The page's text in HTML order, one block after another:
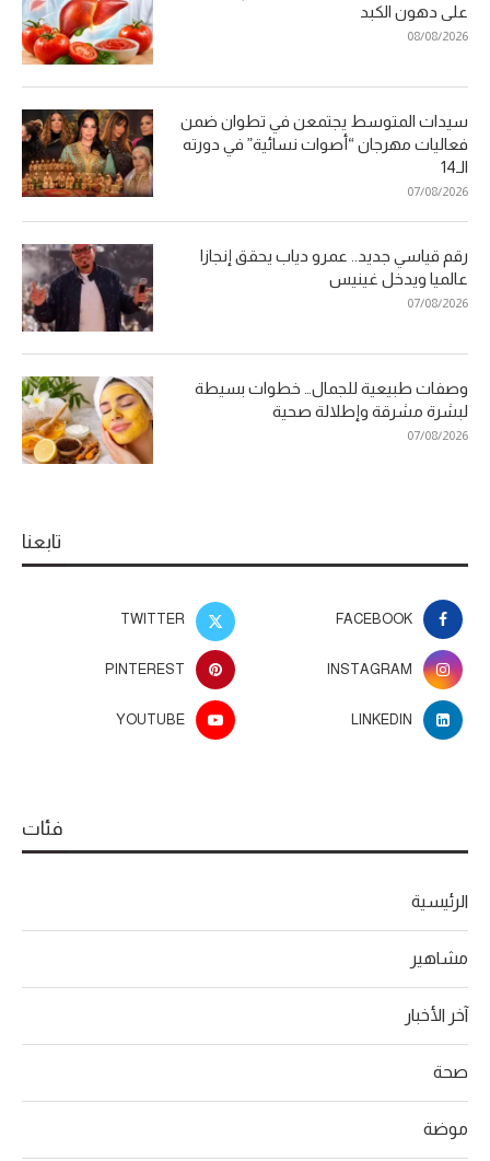
على دهون الكبد
08/08/2026
سيدات المتوسط يجتمعن في تطوان ضمن
فعاليات مهرجان “أصوات نسائية” في دورته
الـ14
07/08/2026
رقم قياسي جديد.. عمرو دياب يحقق إنجازا
عالميا ويدخل غينيس
07/08/2026
وصفات طبيعية للجمال… خطوات بسيطة
لبشرة مشرقة وإطلالة صحية
07/08/2026
تابعنا
FACEBOOK
TWITTER
INSTAGRAM
PINTEREST
LINKEDIN
YOUTUBE
فئات
الرئيسية
مشاهير
آخر الأخبار
صحة
موضة